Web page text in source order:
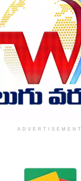
ADVERTISEMENT